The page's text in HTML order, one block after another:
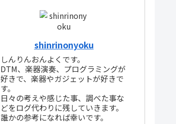
shinrinonyoku
しんりんおんよくです。
DTM、楽器演奏、プログラミングが
好きで、楽器やガジェットが好きで
す。
日々の考えや感じた事、調べた事な
どをログ代わりに残していきます。
誰かの参考になれば幸いです。